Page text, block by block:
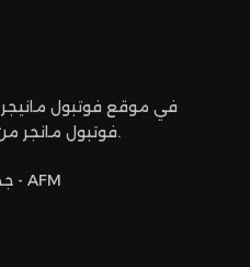
في موقع فوتبول
فوتبول مانجر من نصائح كروية وتكتيكات عصرية.
جميع الحقوق محفوظة © 2024 - AFM